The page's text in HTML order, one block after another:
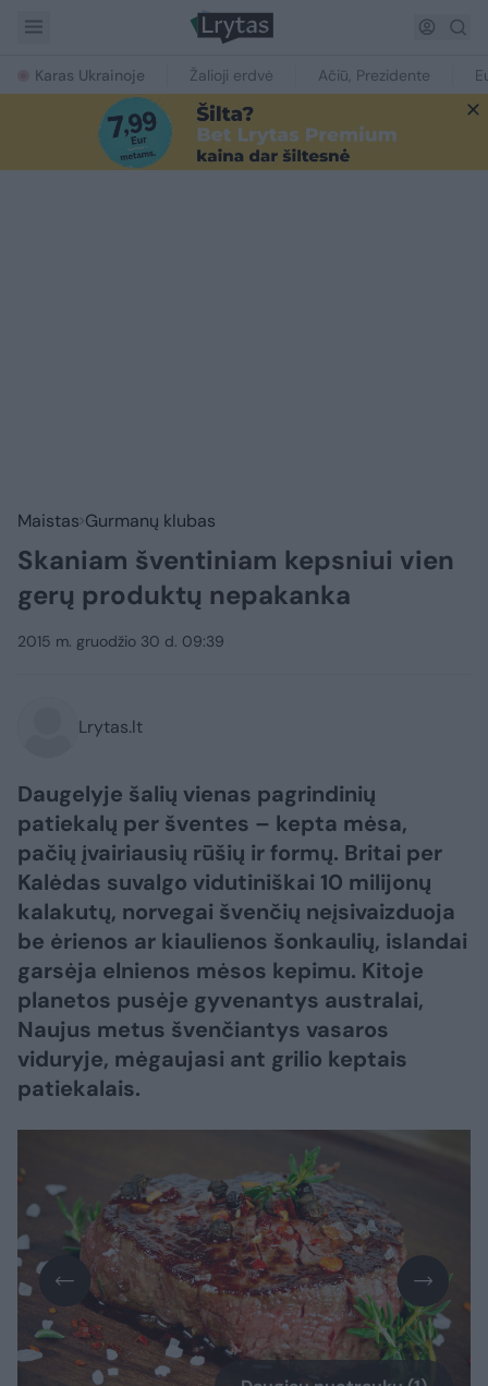
Karas Ukrainoje Žalioji erdvė Ačiū, Prezidente
Maistas Gurmanų klubas
Skaniam šventiniam kepsniui vien
gerų produktų nepakanka
2015 m. gruodžio 30 d. 09:39
Lrytas.lt
Daugelyje šalių vienas pagrindinių
patiekalų per šventes – kepta mėsa,
pačių įvairiausių rūšių ir formų. Britai per
Kalėdas suvalgo vidutiniškai 10 milijonų
kalakutų, norvegai švenčių neįsivaizduoja
be ėrienos ar kiaulienos šonkaulių, islandai
garsėja elnienos mėsos kepimu. Kitoje
planetos pusėje gyvenantys australai,
Naujus metus švenčiantys vasaros
viduryje, mėgaujasi ant grilio keptais
patiekalais.